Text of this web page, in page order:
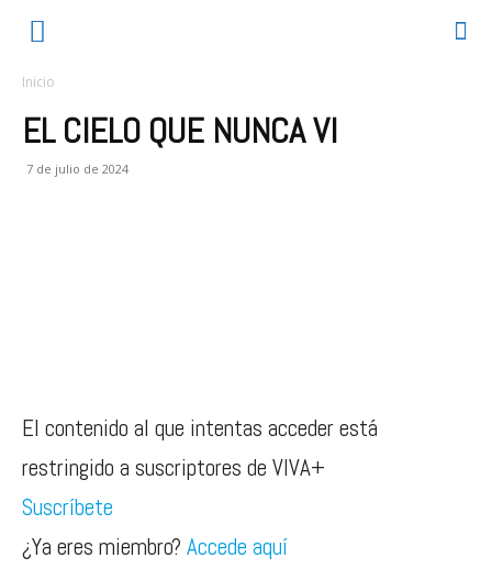
Inicio
EL CIELO QUE NUNCA VI
7 de julio de 2024
El contenido al que intentas acceder está
restringido a suscriptores de VIVA+
Suscríbete
¿Ya eres miembro? Accede aquí